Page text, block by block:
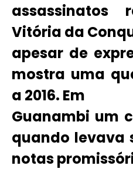
assassinatos
Vitória da
apesar de
mostra uma
a 2016. Em
Guanambi um
quando levava
notas